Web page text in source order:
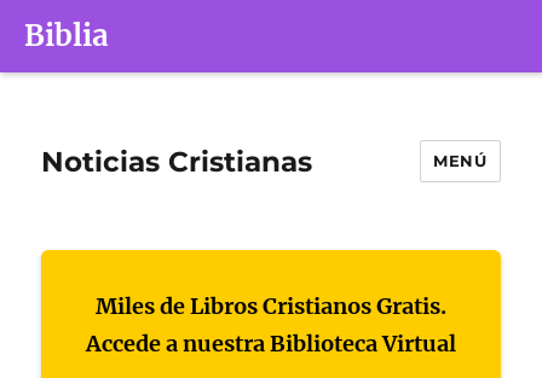
Biblia
Noticias Cristianas MENÚ
Miles de Libros Cristianos Gratis.
Accede a nuestra Biblioteca Virtual